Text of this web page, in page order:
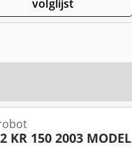
volglijst
KR 150 2003 MODEL